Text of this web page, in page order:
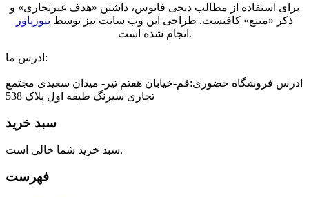
برای استفاده از مطالب دیجی فانوس، داشتن «هدف غیرتجاری» و
ذکر «منبع» کافیست. طراحی این وب سایت نیز توسط نیوزپاور
انجام شده است.
ادرس ما:
ادرس فروشگاه حضوری:قم-خیابان هفتم تیر- میدان سعیدی مجتمع
تجاری سیرنگ طبقه اول پلاک 538
سبد خرید
سبد خرید شما خالی است.
فهرست